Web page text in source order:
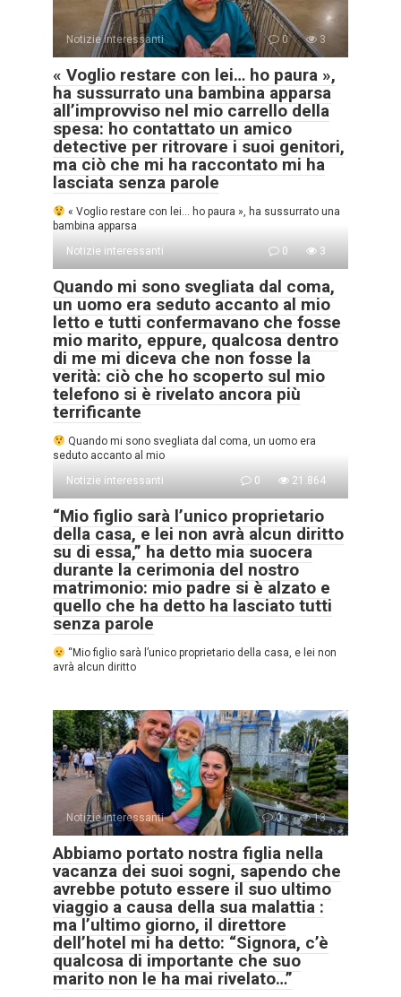
Notizie interessanti 0 3
« Voglio restare con lei… ho paura »,
ha sussurrato una bambina apparsa
all’improvviso nel mio carrello della
spesa: ho contattato un amico
detective per ritrovare i suoi genitori,
ma ciò che mi ha raccontato mi ha
lasciata senza parole
« Voglio restare con lei… ho paura », ha sussurrato una
bambina apparsa
Notizie interessanti
0 3
Quando mi sono svegliata dal coma,
un uomo era seduto accanto al mio
letto e tutti confermavano che fosse
mio marito, eppure, qualcosa dentro
di me mi diceva che non fosse la
verità: ciò che ho scoperto sul mio
telefono si è rivelato ancora più
terrificante
Quando mi sono svegliata dal coma, un uomo era
seduto accanto al mio
Notizie interessanti
0 21.864
“Mio figlio sarà l’unico proprietario
della casa, e lei non avrà alcun diritto
su di essa,” ha detto mia suocera
durante la cerimonia del nostro
matrimonio: mio padre si è alzato e
quello che ha detto ha lasciato tutti
senza parole
“Mio figlio sarà l’unico proprietario della casa, e lei non
avrà alcun diritto
Notizie interessanti 0 13
Abbiamo portato nostra figlia nella
vacanza dei suoi sogni, sapendo che
avrebbe potuto essere il suo ultimo
viaggio a causa della sua malattia :
ma l’ultimo giorno, il direttore
dell’hotel mi ha detto: “Signora, c’è
qualcosa di importante che suo
marito non le ha mai rivelato…”